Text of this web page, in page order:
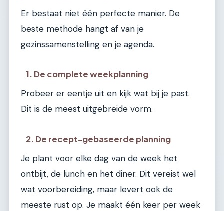
Er bestaat niet één perfecte manier. De
beste methode hangt af van je
gezinssamenstelling en je agenda.
1. De complete weekplanning
Probeer er eentje uit en kijk wat bij je past.
Dit is de meest uitgebreide vorm.
2. De recept-gebaseerde planning
Je plant voor elke dag van de week het
ontbijt, de lunch en het diner. Dit vereist wel
wat voorbereiding, maar levert ook de
meeste rust op. Je maakt één keer per week